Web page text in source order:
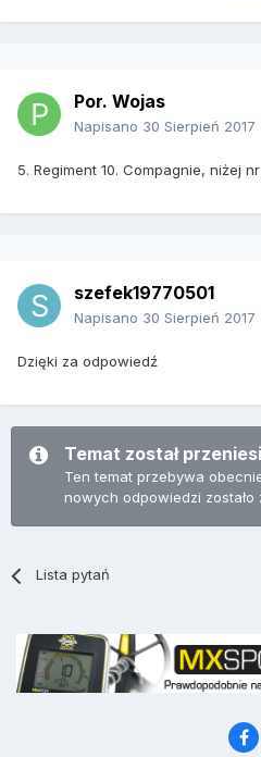
Por. Wojas
Napisano 30 Sierpień 2017
5. Regiment 10. Compagnie, niżej nr
szefek19770501
Napisano 30 Sierpień 2017
Dzięki za odpowiedź
Temat został
Ten temat przebywa
nowych odpowiedzi zostało
Lista pytań